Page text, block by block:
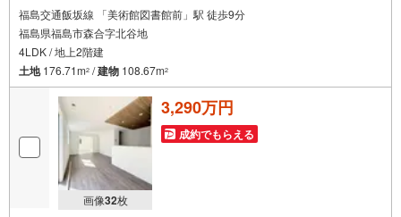
福島交通飯坂線 「美術館図書館前」駅 徒歩9分
福島県福島市森合字北谷地
4LDK / 地上2階建
土地176.71m2 /建物 108.67m2
画像32枚
3,290万円
成約でもらえる